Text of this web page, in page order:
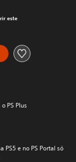
ao preço original
este
PS Plus
PS5 e no PS Portal só